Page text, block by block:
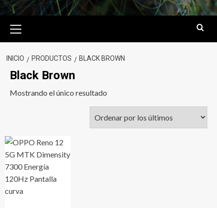
primario
INICIO PRODUCTOS BLACK BROWN
Black Brown
Mostrando el único resultado